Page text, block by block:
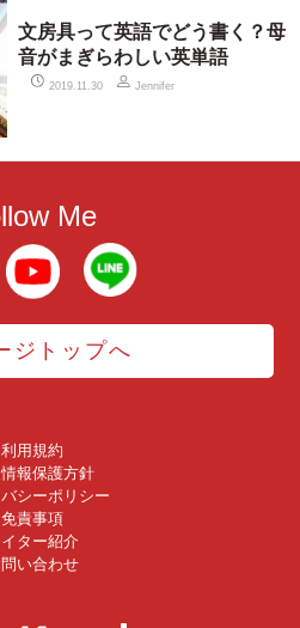
文房具って英語でどう書く？母
音がまぎらわしい英単語
2019.11.30 Jennifer
Me
ジトップへ
利用規約
報保護方針
シーポリシー
免責事項
ター紹介
い合わせ